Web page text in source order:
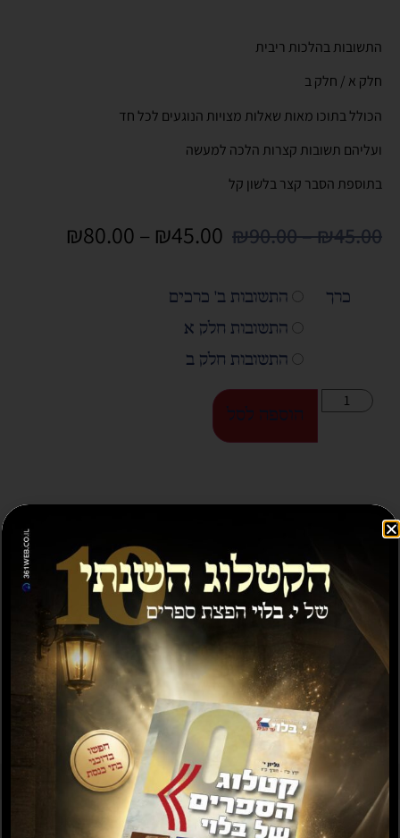
התשובות בהלכות ריבית
חלק א / חלק ב
הכולל בתוכו מאות שאלות מצויות הנוגעים לכל חד
ועליהם תשובות קצרות הלכה למעשה
בתוספת הסבר קצר בלשון קל
₪45.00
–
₪90.00
₪45.00
–
₪80.00
כרך
התשובות ב' כרכים
התשובות חלק א
התשובות חלק ב
הוספה לסל
ספרים נוספים שיעניינו אותך...